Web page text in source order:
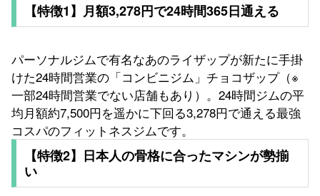
【特徴1】月額3,278円で24時間365日通える
パーソナルジムで有名なあのライザップが新たに手掛
けた24時間営業の「コンビニジム」チョコザップ（※
一部24時間営業でない店舗もあり）。24時間ジムの平
均月額約7,500円を遥かに下回る3,278円で通える最強
コスパのフィットネスジムです。
【特徴2】日本人の骨格に合ったマシンが勢揃
い